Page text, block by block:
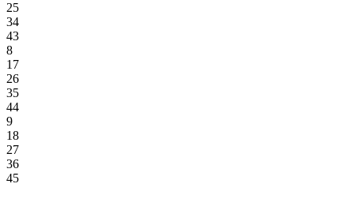
25
34
43
8
17
26
35
44
9
18
27
36
45